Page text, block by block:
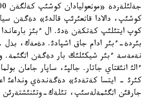
كوشئپ، دالادا قاثعئرئپ قالدئ» دةگةن
كوپ ايتئلئپ كةتكةن ةدئ. ال ءبئز
بئردة-ءبئر ادام جاق اشپادئ. دةمةك،
نةمةسة ءبئر شيكئلئك بار دةگةن اثگئمة.
ءالئ انئقتاي جاتار. جالپئ، ساپار جامان
كئرئ - ايتسا كةتةدئ» دةگةندةي ونداعئ
جارقئن اثگئمةلةسئپ، تئلةك-وتئنئشتةرئن